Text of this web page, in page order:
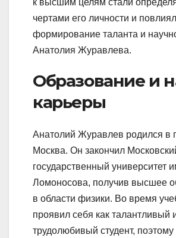
к высшим целям стали
чертами его личности и
формирование таланта и
Анатолия Журавлева.
Образование и
карьеры
Анатолий Журавлев родился в
Москва. Он закончил
государственный университет
Ломоносова, получив высшее
в области физики. Во время
проявил себя как талантливый
трудолюбивый студент,